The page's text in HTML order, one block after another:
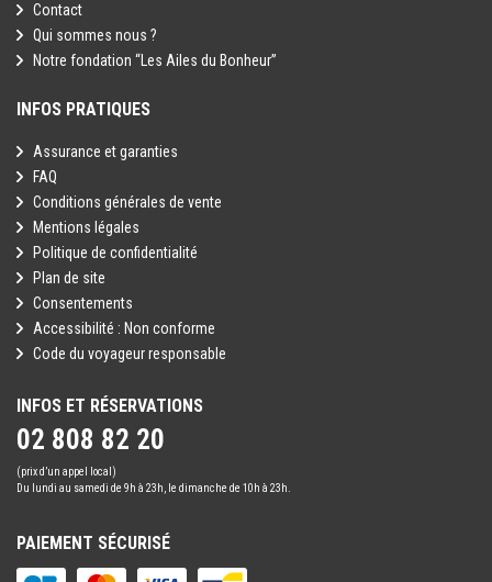
Contact
Qui sommes nous ?
Notre fondation “Les Ailes du Bonheur”
INFOS PRATIQUES
Assurance et garanties
FAQ
Conditions générales de vente
Mentions légales
Politique de confidentialité
Plan de site
Consentements
Accessibilité : Non conforme
Code du voyageur responsable
INFOS ET RÉSERVATIONS
02 808 82 20
(prix d’un appel local)
Du lundi au samedi de 9h à 23h, le dimanche de 10h à 23h.
PAIEMENT SÉCURISÉ